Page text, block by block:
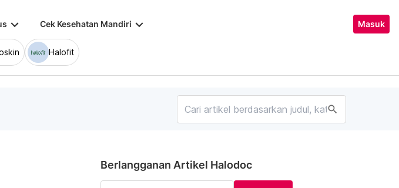
keyboard_arrow_down Cek Kesehatan Mandiri keyboard_arrow_down Masuk
Halofit
search
Berlangganan Artikel Halodoc